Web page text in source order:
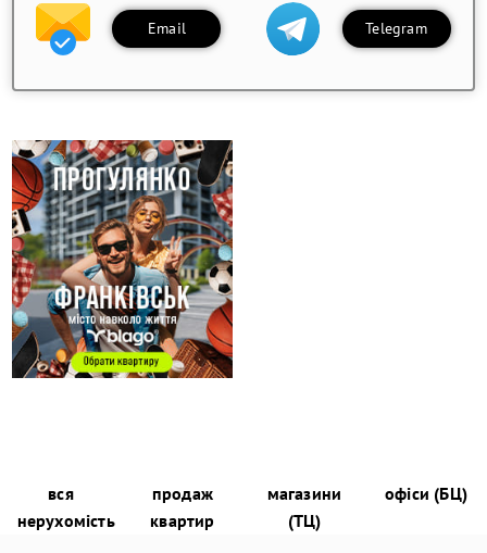
Email Telegram
вся
нерухомість
продаж
квартир
магазини
(ТЦ)
офіси (БЦ)